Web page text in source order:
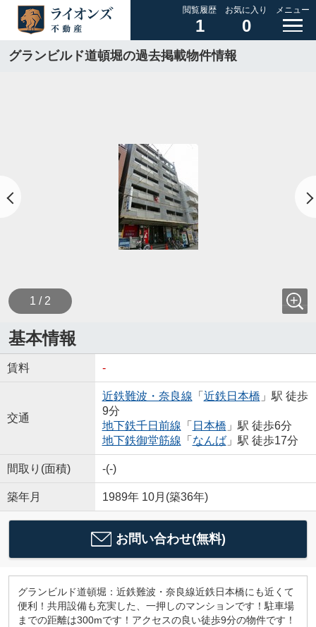
閲覧履歴
1
お気に入り
0
メニュー
グランビルド道頓堀の過去掲載物件情報
1 / 2
基本情報
賃料 -
交通
近鉄難波・奈良線 「 近鉄日本橋 」駅 徒歩
9分
地下鉄千日前線 「 日本橋 」駅 徒歩6分
地下鉄御堂筋線 「 なんば」駅 徒歩17分
間取り(面積) -(-)
築年月 1989年 10月(築36年)
お問い合わせ(無料)
グランビルド道頓堀：近鉄難波・奈良線近鉄日本橋にも近くて
便利！共用設備も充実した、一押しのマンションです！駐車場
までの距離は300mです！アクセスの良い徒歩9分の物件です！